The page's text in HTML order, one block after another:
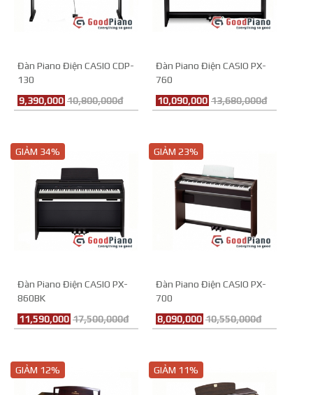
Đàn Piano Điện CASIO CDP-
130
9,390,000 10,800,000đ
Đàn Piano Điện CASIO PX-
760
10,090,000 13,680,000đ
GIẢM 34%
Đàn Piano Điện CASIO PX-
860BK
11,590,000 17,500,000đ
GIẢM 23%
Đàn Piano Điện CASIO PX-
700
8,090,000 10,550,000đ
GIẢM 12% GIẢM 11%